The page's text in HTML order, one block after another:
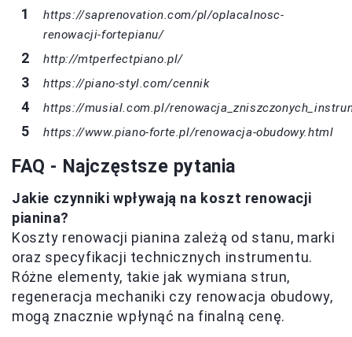
https://saprenovation.com/pl/oplacalnosc-
renowacji-fortepianu/
http://mtperfectpiano.pl/
https://piano-styl.com/cennik
https://musial.com.pl/
https://www.piano-forte.pl/renowacja-obudowy.html
FAQ - Najczęstsze pytania
Jakie czynniki wpływają na koszt renowacji
pianina?
Koszty renowacji pianina zależą od stanu, marki
oraz specyfikacji technicznych instrumentu.
Różne elementy, takie jak wymiana strun,
regeneracja mechaniki czy renowacja obudowy,
mogą znacznie wpłynąć na finalną cenę.